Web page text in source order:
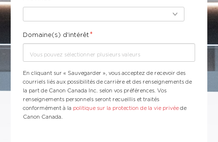
Domaine(s) d'intérêt*
En cliquant sur « Sauvegarder », vous acceptez de recevoir des
courriels liés aux possibilités de carrière et des renseignements de
la part de Canon Canada Inc. selon vos préférences. Vos
renseignements personnels seront recueillis et traités
conformément à la politique sur la protection de la vie privéede
Canon Canada.